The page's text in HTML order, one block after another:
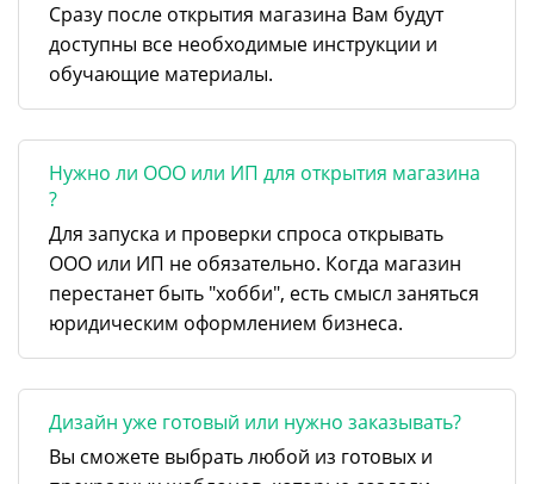
Сразу после открытия магазина Вам будут
доступны все необходимые инструкции и
обучающие материалы.
Нужно ли ООО или ИП для открытия магазина
?
Для запуска и проверки спроса открывать
ООО или ИП не обязательно. Когда магазин
перестанет быть "хобби", есть смысл заняться
юридическим оформлением бизнеса.
Дизайн уже готовый или нужно заказывать?
Вы сможете выбрать любой из готовых и